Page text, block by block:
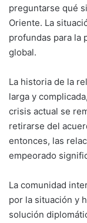
preguntarse qué
Oriente. La
profundas para la
global.
La historia de la
larga y
crisis actual se
retirarse del
entonces, las
empeorado
La comunidad
por la situación y
solución